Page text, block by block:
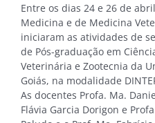
Entre os dias 24 e 26 de
Medicina e de Medicina
iniciaram as atividades de
de Pós-graduação em
Veterinária e Zootecnia da
Goiás, na modalidade
As docentes Profa. Ma.
Flávia Garcia Dorigon e